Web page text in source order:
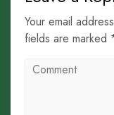
Your email
fields are marked